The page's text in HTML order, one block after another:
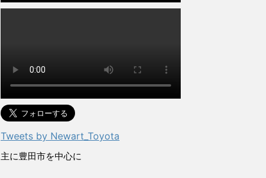
Tweets by Newart_Toyota
主に豊田市を中心に